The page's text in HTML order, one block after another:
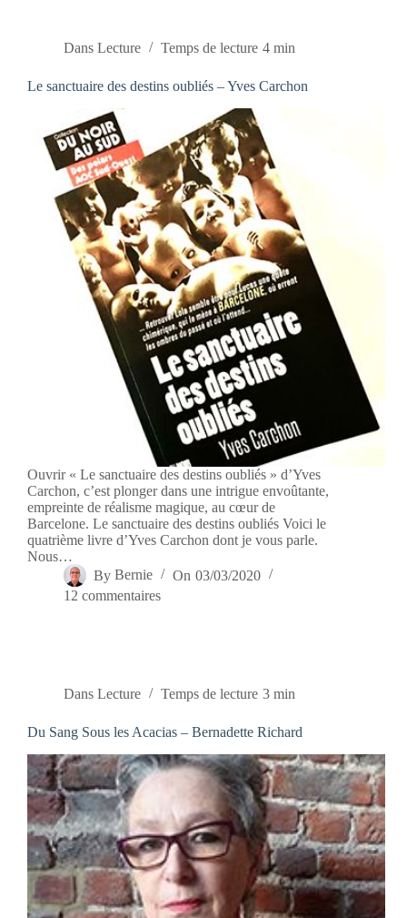
Dans Lecture Temps de lecture 4 min
Le sanctuaire des destins oubliés – Yves Carchon
Ouvrir « Le sanctuaire des destins oubliés » d’Yves
Carchon, c’est plonger dans une intrigue envoûtante,
empreinte de réalisme magique, au cœur de
Barcelone. Le sanctuaire des destins oubliés Voici le
quatrième livre d’Yves Carchon dont je vous parle.
Nous…
By Bernie On 03/03/2020
12 commentaires
Dans Lecture Temps de lecture 3 min
Du Sang Sous les Acacias – Bernadette Richard